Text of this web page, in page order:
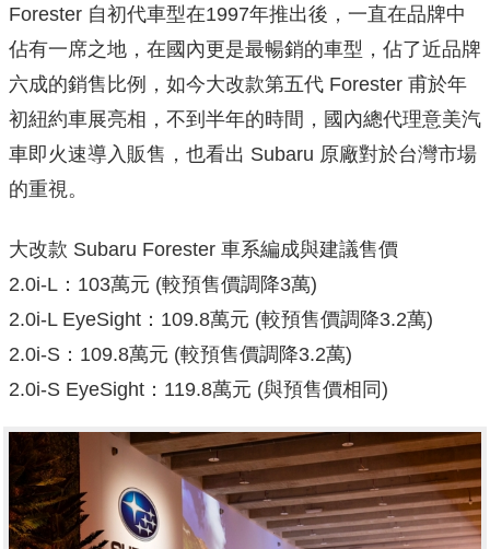
Forester 自初代車型在1997年推出後，一直在品牌中
佔有一席之地，在國內更是最暢銷的車型，佔了近品牌
六成的銷售比例，如今大改款第五代 Forester 甫於年
初紐約車展亮相，不到半年的時間，國內總代理意美汽
車即火速導入販售，也看出 Subaru 原廠對於台灣市場
的重視。
大改款 Subaru Forester 車系編成與建議售價
2.0i-L：103萬元 (較預售價調降3萬)
2.0i-L EyeSight：109.8萬元 (較預售價調降3.2萬)
2.0i-S：109.8萬元 (較預售價調降3.2萬)
2.0i-S EyeSight：119.8萬元 (與預售價相同)